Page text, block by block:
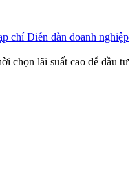
chọn lãi suất cao để đầu tư